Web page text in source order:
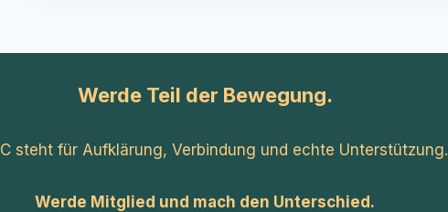
Werde Teil der Bewegung.
steht für Aufklärung, Verbindung und echte Unterstützung.
Werde Mitglied und mach den Unterschied.